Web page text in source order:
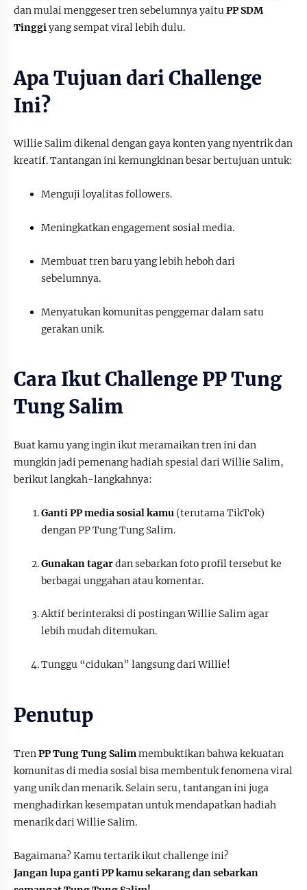
dan mulai menggeser tren sebelumnya yaituPP SDM
Tinggiyang sempat viral lebih dulu.
Apa Tujuan dari Challenge
Ini?
Willie Salim dikenal dengan gaya konten yang nyentrik dan
kreatif. Tantangan ini kemungkinan besar bertujuan untuk:
Menguji loyalitas followers.
Meningkatkan engagement sosial media.
Membuat tren baru yang lebih heboh dari
sebelumnya.
Menyatukan komunitas penggemar dalam satu
gerakan unik.
Cara Ikut Challenge PP Tung
Tung Salim
Buat kamu yang ingin ikut meramaikan tren ini dan
mungkin jadi pemenang hadiah spesial dari Willie Salim,
berikut langkah-langkahnya:
Ganti PP media sosial kamu (terutama TikTok)
dengan PP Tung Tung Salim.
Gunakan tagardan sebarkan foto profil tersebut ke
berbagai unggahan atau komentar.
Aktif berinteraksi di postingan Willie Salim agar
lebih mudah ditemukan.
Tunggu “cidukan” langsung dari Willie!
Penutup
TrenPP Tung Tung Salimmembuktikan bahwa kekuatan
komunitas di media sosial bisa membentuk fenomena viral
yang unik dan menarik. Selain seru, tantangan ini juga
menghadirkan kesempatan untuk mendapatkan hadiah
menarik dari Willie Salim.
Bagaimana? Kamu tertarik ikut challenge ini?
Jangan lupa ganti PP kamu sekarang dan sebarkan